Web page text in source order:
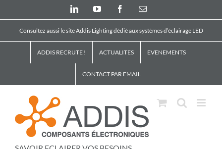
LinkedInYouTube FacebookEmail
Consultez aussi le site Addis Lighting dédié aux systèmes d’éclairage LED
ADDIS RECRUTE ! ACTUALITES EVENEMENTS
CONTACT PAR EMAIL